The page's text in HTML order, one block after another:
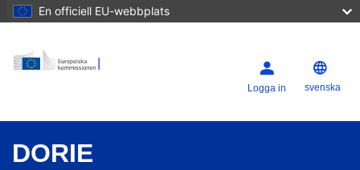
En officiell EU-webbplats
Logga in svenska
DORIE